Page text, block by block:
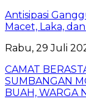
Antisipasi
Macet, Laka,
Rabu, 29 Juli
CAMAT
SUMBANGAN
BUAH, WARGA